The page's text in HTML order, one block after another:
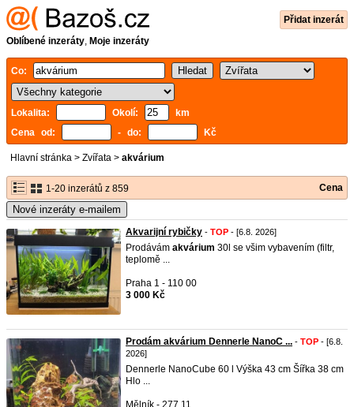
Přidat inzerát
Oblíbené inzeráty, Moje inzeráty
Co:
Lokalita: Okolí:
km
Cena od:
- do: Kč
Hlavní stránka > Zvířata > akvárium
1-20 inzerátů z 859 Cena
Nové inzeráty e-mailem
Akvarijní rybičky - TOP - [6.8. 2026]
Prodávám akvárium 30l se všim vybavením (filtr,
teplomě ...
Praha 1 - 110 00
3 000 Kč
Prodám akvárium Dennerle NanoC ... - TOP - [6.8.
2026]
Dennerle NanoCube 60 l Výška 43 cm Šířka 38 cm
Hlo ...
Mělník - 277 11